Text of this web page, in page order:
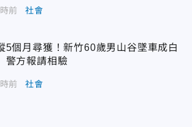
前 社會
5個月尋獲！新竹60歲男山谷墜車成白
方報請相驗
前 社會